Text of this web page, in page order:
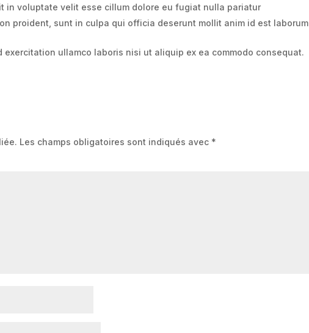
in voluptate velit esse cillum dolore eu fugiat nulla pariatur
proident, sunt in culpa qui officia deserunt mollit anim id est laborum
exercitation ullamco laboris nisi ut aliquip ex ea commodo consequat.
Les champs obligatoires sont indiqués avec *